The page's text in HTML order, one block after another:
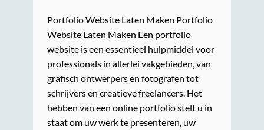
Portfolio Website Laten Maken Portfolio
Website Laten Maken Een portfolio
website is een essentieel hulpmiddel voor
professionals in allerlei vakgebieden, van
grafisch ontwerpers en fotografen tot
schrijvers en creatieve freelancers. Het
hebben van een online portfolio stelt u in
staat om uw werk te presenteren, uw